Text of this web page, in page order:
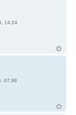
14:24
07:38